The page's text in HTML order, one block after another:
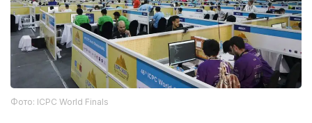
Фото: ICPC World Finals